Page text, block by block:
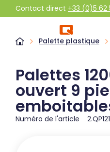
Contact direct +33 (0)5 62
Palette plastique
Palettes
ouvert 9
Numéro de l'article